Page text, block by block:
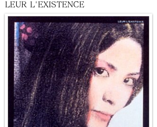
LEUR L'EXISTENCE